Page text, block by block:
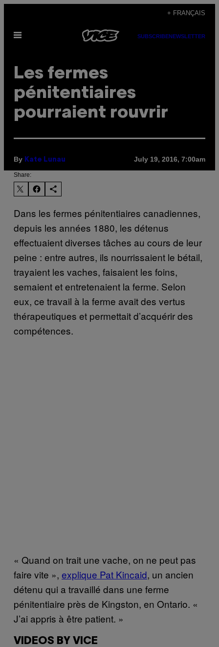
content
+ FRANÇAIS
Open
SUBSCRIBENEWSLETTER
Les fermes
pénitentiaires
pourraient rouvrir
By Kate Lunau July 19, 2016, 7:00am
Share:
Dans les fermes pénitentiaires canadiennes,
depuis les années 1880, les détenus
effectuaient diverses tâches au cours de leur
peine : entre autres, ils nourrissaient le bétail,
trayaient les vaches, faisaient les foins,
semaient et entretenaient la ferme. Selon
eux, ce travail à la ferme avait des vertus
thérapeutiques et permettait d’acquérir des
compétences.
« Quand on trait une vache, on ne peut pas
faire vite », explique Pat Kincaid, un ancien
détenu qui a travaillé dans une ferme
pénitentiaire près de Kingston, en Ontario. «
J’ai appris à être patient. »
VIDEOS BY VICE